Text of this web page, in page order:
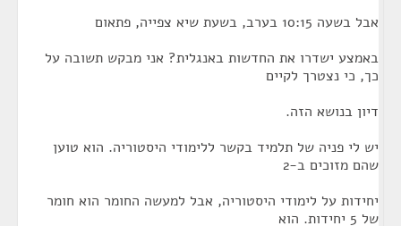
אבל בשעה 10:15 בערב, בשעת שיא צפייה, פתאום
באמצע ישדרו את החדשות באנגלית? אני מבקש תשובה על
כך, כי נצטרך לקיים
דיון בנושא הזה.
יש לי פניה של תלמיד בקשר ללימודי היסטוריה. הוא טוען
שהם מזוכים ב-2
יחידות על לימודי היסטוריה, אבל למעשה החומר הוא חומר
של 5 יחידות. הוא